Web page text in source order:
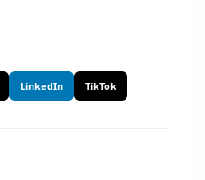
LinkedIn TikTok